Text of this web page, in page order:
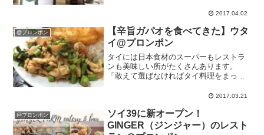
(^^;)今年の5月にソイ49に3号店がオープ
し、...
2017.04.02
@プロンポン
【辛旨ガパオを食べてきた】ウタ
イ@プロンポン
タイには日本食材のスーパーもレストラ
ンも美味しい所がたくさんあります。
「敢えて選ばなければタイ料理をまった
というのはバンコク在住の日本人あるあ
味しいタイ料理が食べたくな...
2017.03.21
@プロンポン
ソイ39に新オープン！
GINGER（ジンジャー）のレスト